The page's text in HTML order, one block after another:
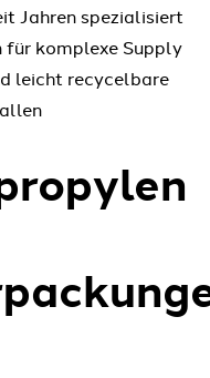
Jahren spezialisiert
für komplexe Supply
leicht recycelbare